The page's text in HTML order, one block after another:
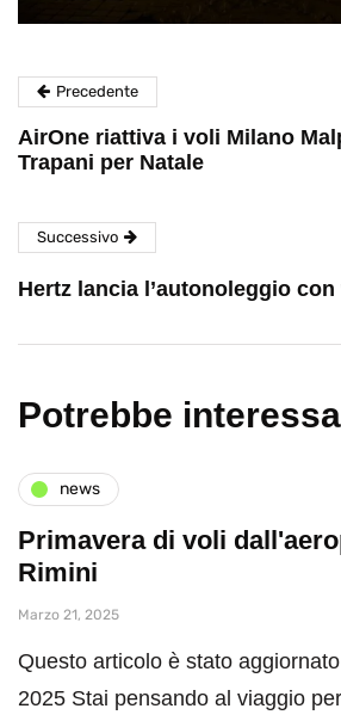
Precedente
AirOne riattiva i voli Milano
Trapani per Natale
Successivo
Hertz lancia l’autonoleggio con
Potrebbe
news
Primavera di voli
Rimini
Marzo 21, 2025
Questo articolo è stato
2025 Stai pensando al viaggio